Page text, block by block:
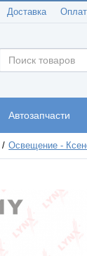
Доставка
Автозапчасти
Освещение -